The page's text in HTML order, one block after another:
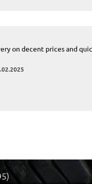
on decent prices and